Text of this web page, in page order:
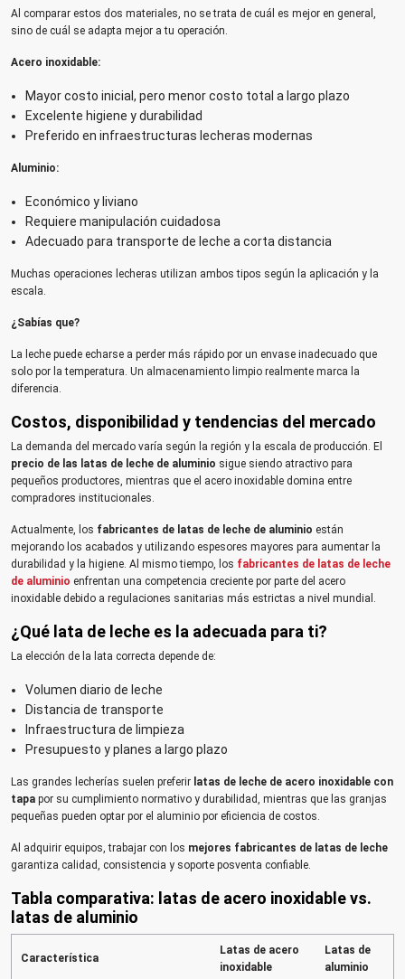
Al comparar estos dos materiales, no se trata de cuál es mejor en general,
sino de cuál se adapta mejor a tu operación.
Acero inoxidable:
Mayor costo inicial, pero menor costo total a largo plazo
Excelente higiene y durabilidad
Preferido en infraestructuras lecheras modernas
Aluminio:
Económico y liviano
Requiere manipulación cuidadosa
Adecuado para transporte de leche a corta distancia
Muchas operaciones lecheras utilizan ambos tipos según la aplicación y la
escala.
¿Sabías que?
La leche puede echarse a perder más rápido por un envase inadecuado que
solo por la temperatura. Un almacenamiento limpio realmente marca la
diferencia.
Costos, disponibilidad y tendencias del mercado
La demanda del mercado varía según la región y la escala de producción. El
precio de las latas de leche de aluminio sigue siendo atractivo para
pequeños productores, mientras que el acero inoxidable domina entre
compradores institucionales.
Actualmente, los fabricantes de latas de leche de aluminio están
mejorando los acabados y utilizando espesores mayores para aumentar la
durabilidad y la higiene. Al mismo tiempo, los fabricantes de latas de leche
de aluminio enfrentan una competencia creciente por parte del acero
inoxidable debido a regulaciones sanitarias más estrictas a nivel mundial.
¿Qué lata de leche es la adecuada para ti?
La elección de la lata correcta depende de:
Volumen diario de leche
Distancia de transporte
Infraestructura de limpieza
Presupuesto y planes a largo plazo
Las grandes lecherías suelen preferir latas de leche de acero inoxidable con
tapa por su cumplimiento normativo y durabilidad, mientras que las granjas
pequeñas pueden optar por el aluminio por eficiencia de costos.
Al adquirir equipos, trabajar con los mejores fabricantes de latas de leche
garantiza calidad, consistencia y soporte posventa confiable.
Tabla comparativa: latas de acero inoxidable vs.
latas de aluminio
Característica
Latas de acero
inoxidable
Latas de
aluminio